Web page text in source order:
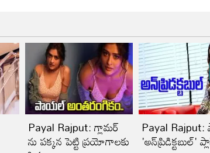
Payal Rajput: గ్లామర్
ను పక్కన పెట్టి ప్రయోగాలకు
Payal
'అన్‌ప్రిడిక్టబుల్'